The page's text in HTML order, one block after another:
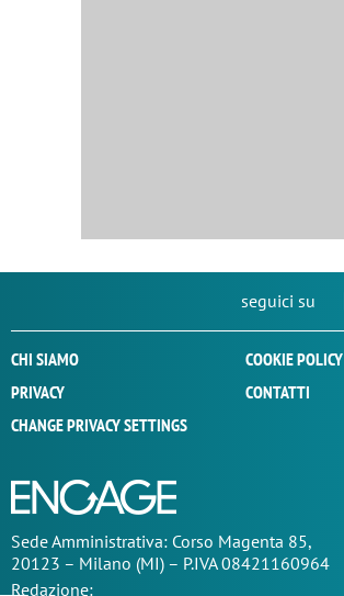
seguici su
CHI SIAMO
COOKIE POLICY
PRIVACY
CONTATTI
CHANGE PRIVACY SETTINGS
SedeAmministrativa: Corso Magenta 85,
20123 – Milano (MI) – P.IVA 08421160964
Redazione: